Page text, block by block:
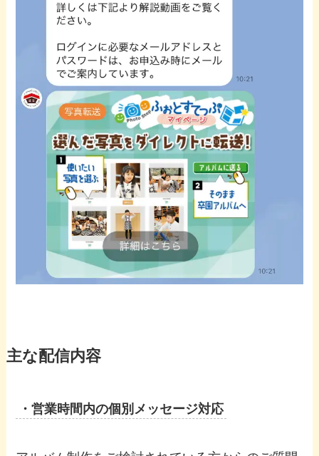
主な配信内容
・営業時間内の個別メッセージ対応